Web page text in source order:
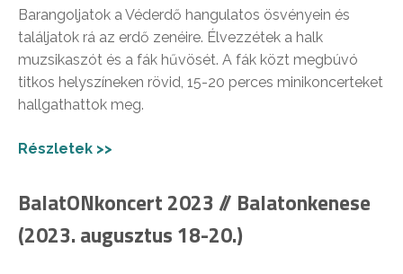
Barangoljatok a Véderdő hangulatos ösvényein és
találjatok rá az erdő zenéire. Élvezzétek a halk
muzsikaszót és a fák hűvösét. A fák közt megbúvó
titkos helyszíneken rövid, 15-20 perces minikoncerteket
hallgathattok meg.
Részletek >>
BalatONkoncert 2023 // Balatonkenese
(2023. augusztus 18-20.)